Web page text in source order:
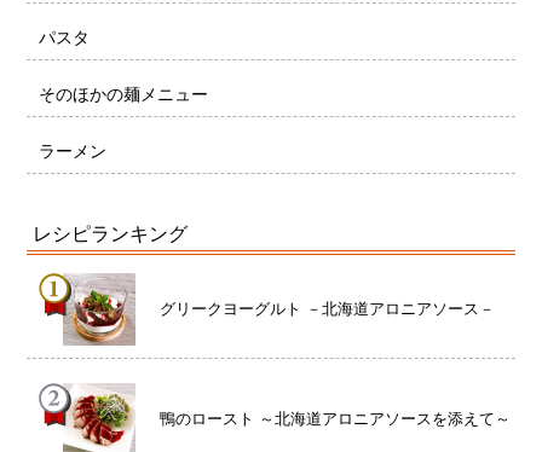
パスタ
そのほかの麺メニュー
ラーメン
レシピランキング
グリークヨーグルト －北海道アロニアソース－
鴨のロースト ～北海道アロニアソースを添えて～